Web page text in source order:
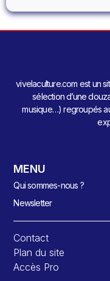
vivelaculture.com est un
sélection d’une
musique…) regroupés
MENU
Qui sommes-nous ?
Newsletter
Contact
Plan du site
Accès Pro